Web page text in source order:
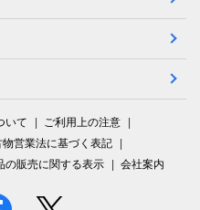
いて
ご利用上の注意
物営業法に基づく表記
の販売に関する表示 会社案内